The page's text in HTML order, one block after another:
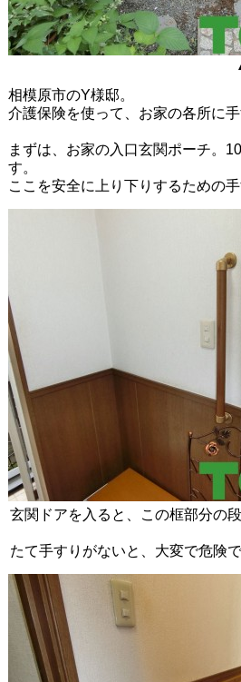
▲介護保険を使って
相模原市のY様邸。
介護保険を使って、お家の各所に
まずは、お家の入口玄関ポーチ。
す。
ここを安全に上り下りするための手
玄関ドアを入ると、この框部分の段
たて手すりがないと、大変で危険で